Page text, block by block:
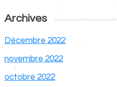
Archives
Décembre 2022
novembre 2022
octobre 2022